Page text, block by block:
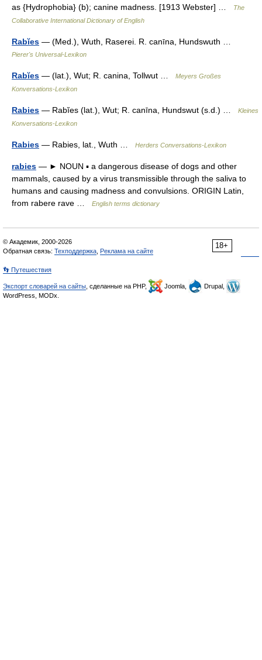
as {Hydrophobia} (b); canine madness. [1913 Webster] …
The
Collaborative International Dictionary of English
Rabĭes — (Med.), Wuth, Raserei. R. canīna, Hundswuth …
Pierer's Universal-Lexikon
Rabĭes — (lat.), Wut; R. canina, Tollwut …
Meyers Großes
Konversations-Lexikon
Rabies — Rabĭes (lat.), Wut; R. canīna, Hundswut (s.d.) …
Kleines
Konversations-Lexikon
Rabies — Rabies, lat., Wuth … Herders Conversations-Lexikon
rabies — ► NOUN ▪ a dangerous disease of dogs and other
mammals, caused by a virus transmissible through the saliva to
humans and causing madness and convulsions. ORIGIN Latin,
from rabere rave …
English terms dictionary
18+
© Академик, 2000-2026
Обратная связь: Техподдержка Реклама на сайте
👣 Путешествия
Экспорт словарей на сайты , сделанные на PHP, Joomla,
Drupal,
WordPress, MODx.